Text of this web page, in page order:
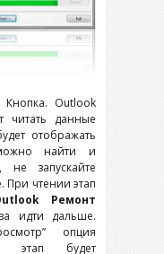
Кнопка. Outlook
читать данные
отображать
найти и
не запускайте
При чтении этап
Ремонт
идти дальше.
опция
этап будет